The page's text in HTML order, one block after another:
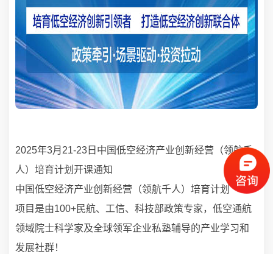
2025年3月21-23日中国低空经济产业创新经营（领航千
人）培育计划开课通知
中国低空经济产业创新经营（领航千人）培育计划
项目是由100+民航、工信、科技部政策专家，低空通航
领域院士科学家及全球领军企业私塾辅导的产业学习和
发展社群！